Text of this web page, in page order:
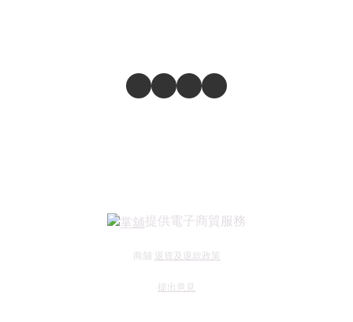
提供電子商貿服務
商舖 退貨及退款政策
提出意見